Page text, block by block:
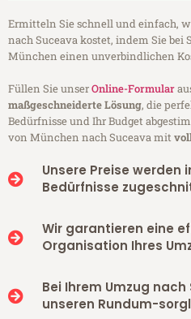
Ermitteln Sie schnell und einfach,
nach Suceava kostet, indem Sie bei
München einen unverbindlichen
Füllen Sie unserOnline-Formular
maßgeschneiderte Lösung, die
Bedürfnisse und Ihr Budget
von München nach Suceava mit
Unsere Preise werden
Bedürfnisse
Wir garantieren eine
Organisation Ihres
Bei Ihrem Umzug
unseren Rundum-